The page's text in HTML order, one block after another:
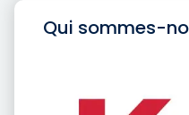
Qui sommes-